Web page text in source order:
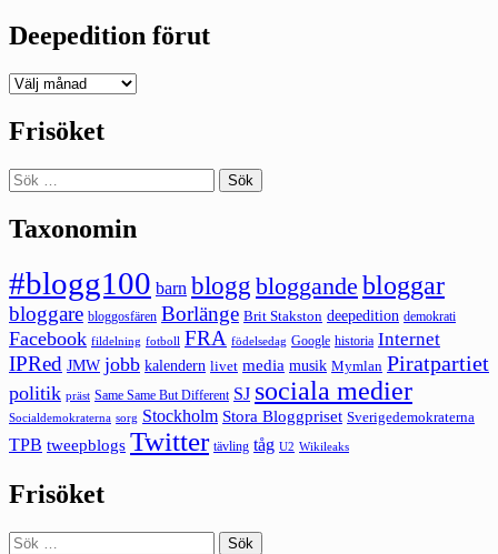
Deepedition förut
Deepedition
Frisöket
Sök
efter:
Taxonomin
#blogg100 barn blogg bloggande bloggar
bloggare bloggosfären Borlänge Brit Stakston deepedition demokrati
Facebook fildelning fotboll FRA födelsedag Google historia Internet
IPRed JMW jobb kalendern livet media musik Mymlan Piratpartiet
politik präst Same Same But Different SJ sociala medier
Socialdemokraterna sorg Stockholm Stora Bloggpriset Sverigedemokraterna
TPB tweepblogs Twitter tävling tåg U2 Wikileaks
Frisöket
Sök